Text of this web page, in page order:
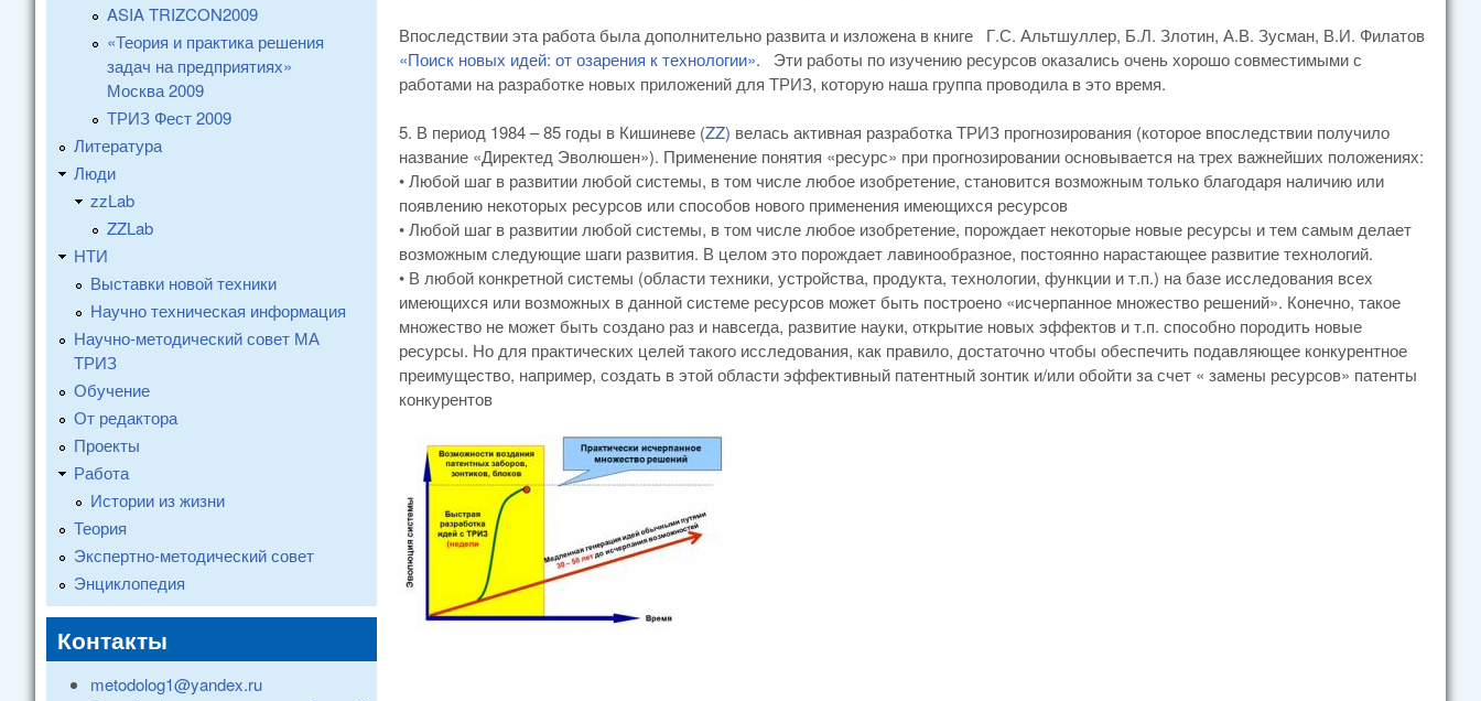
Впоследствии эта работа была дополнительно развита и изложена в книге Г.С. Альтшуллер, Б.Л. Злотин, А.В. Зусман, В.И. Филатов
«Поиск новых идей: от озарения к технологии». Эти работы по изучению ресурсов оказались очень хорошо совместимыми с
работами на разработке новых приложений для ТРИЗ, которую наша группа проводила в это время.
5. В период 1984 – 85 годы в Кишиневе (ZZ) велась активная разработка ТРИЗ прогнозирования (которое впоследствии получило
название «Директед Эволюшен»). Применение понятия «ресурс» при прогнозировании основывается на трех важнейших положениях:
• Любой шаг в развитии любой системы, в том числе любое изобретение, становится возможным только благодаря наличию или
появлению некоторых ресурсов или способов нового применения имеющихся ресурсов
• Любой шаг в развитии любой системы, в том числе любое изобретение, порождает некоторые новые ресурсы и тем самым делает
возможным следующие шаги развития. В целом это порождает лавинообразное, постоянно нарастающее развитие технологий.
• В любой конкретной системы (области техники, устройства, продукта, технологии, функции и т.п.) на базе исследования всех
имеющихся или возможных в данной системе ресурсов может быть построено «исчерпанное множество решений». Конечно, такое
множество не может быть создано раз и навсегда, развитие науки, открытие новых эффектов и т.п. способно породить новые
ресурсы. Но для практических целей такого исследования, как правило, достаточно чтобы обеспечить подавляющее конкурентное
преимущество, например, создать в этой области эффективный патентный зонтик и/или обойти за счет « замены ресурсов» патенты
конкурентов
ASIA TRIZCON2009
«Теория и практика решения
задач на предприятиях»
Москва 2009
ТРИЗ Фест 2009
Литература
Люди
zzLab
ZZLab
НТИ
Выставки новой техники
Научно техническая информация
Научно-методический совет МА
ТРИЗ
Обучение
От редактора
Проекты
Работа
Истории из жизни
Теория
Экспертно-методический совет
Энциклопедия
Контакты
metodolog1@yandex.ru